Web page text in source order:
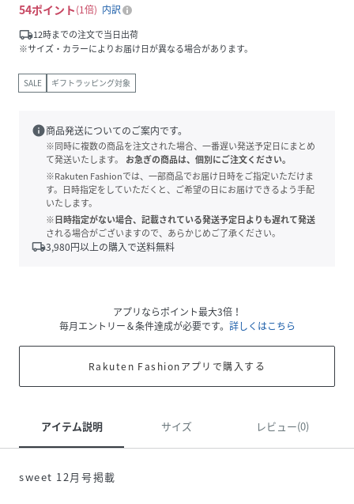
54ポイント 1倍
内訳
local_shipping12時までの注文で当日出荷
※サイズ・カラーによりお届け日が異なる場合があります。
SALE ギフトラッピング対象
info商品発送についてのご案内です。
※同時に複数の商品を注文された場合、一番遅い発送予定日にまとめ
て発送いたします。
お急ぎの商品は、個別にご注文ください。
※Rakuten Fashionでは、一部商品でお届け日時をご指定いただけま
す。日時指定をしていただくと、ご希望の日にお届けできるよう手配
いたします。
※日時指定がない場合、記載されている発送予定日よりも遅れて発送
される場合がございますので、あらかじめご了承ください。
local_shipping3,980円以上の購入で送料無料
アプリならポイント最大3倍！
毎月エントリー＆条件達成が必要です。 詳しくはこちら
Rakuten Fashionアプリで購入する
アイテム説明 サイズ レビュー(0)
sweet 12月号掲載